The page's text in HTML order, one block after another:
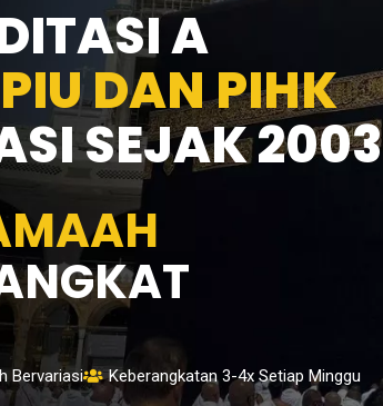
A
DAN PIHK
SEJAK 2003
Bervariasi Keberangkatan 3-4x Setiap Minggu